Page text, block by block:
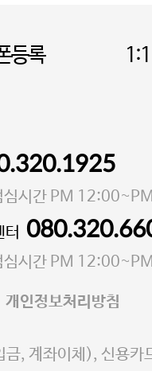
등록
관리책임자 김상현
포대로4다길 41 마포
서울마포-3931호
시스 에스크로 서비
시간 PM
시간 PM
개인정보처리방침
, 계좌이체), 신용카